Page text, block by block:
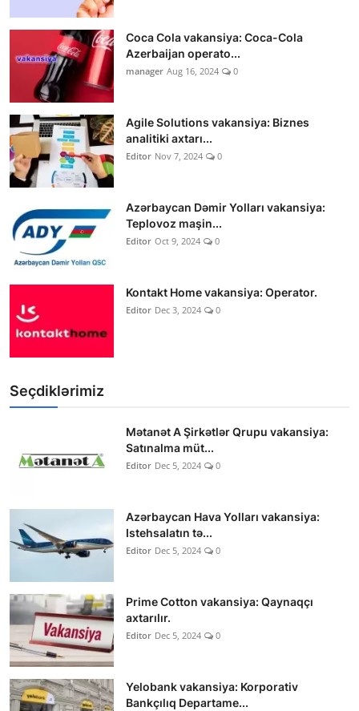
Coca Cola vakansiya: Coca-Cola
Azerbaijan operato...
manager Aug 16, 2024 0
Agile Solutions vakansiya: Biznes
analitiki axtarı...
Editor Nov 7, 2024 0
Azərbaycan Dəmir Yolları vakansiya:
Teplovoz maşin...
Editor Oct 9, 2024 0
Kontakt Home vakansiya: Operator.
Editor Dec 3, 2024 0
Seçdiklərimiz
Mətanət A Şirkətlər Qrupu vakansiya:
Satınalma müt...
Editor Dec 5, 2024 0
Azərbaycan Hava Yolları vakansiya:
Istehsalatın tə...
Editor Dec 5, 2024 0
Prime Cotton vakansiya: Qaynaqçı
axtarılır.
Editor Dec 5, 2024 0
Yelobank vakansiya: Korporativ
Bankçılıq Departame...